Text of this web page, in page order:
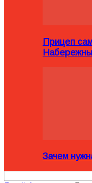
Прицеп
Зачем